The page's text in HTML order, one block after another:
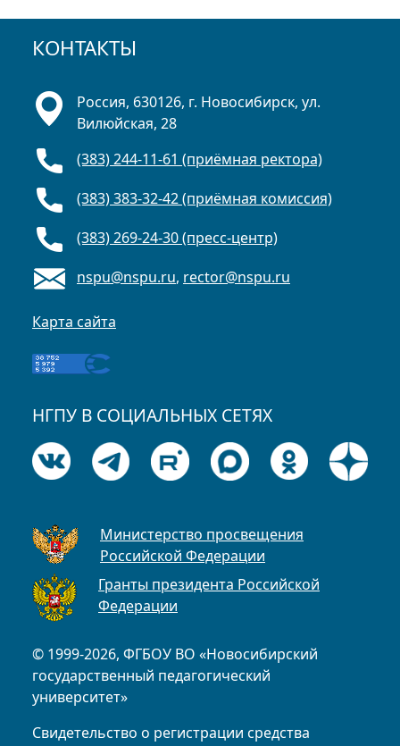
КОНТАКТЫ
© 1999-2026, ФГБОУ ВО «Новосибирский
государственный педагогический
университет»
Свидетельство о регистрации средства
Россия, 630126, г. Новосибирск, ул.
Вилюйская, 28
(383) 244-11-61 (приёмная ректора)
(383) 383-32-42 (приёмная комиссия)
(383) 269-24-30 (пресс-центр)
nspu@nspu.ru, rector@nspu.ru
Карта сайта
НГПУ В СОЦИАЛЬНЫХ СЕТЯХ
Министерство просвещения
Российской Федерации
Гранты президента Российской
Федерации